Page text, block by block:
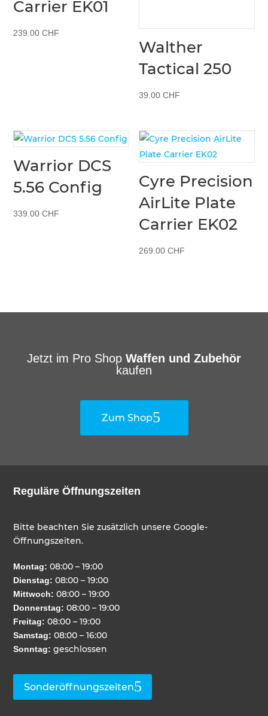
Carrier EK01
239.00CHF
Walther
Tactical 250
39.00CHF
Warrior DCS
5.56 Config
339.00CHF
Cyre Precision
AirLite Plate
Carrier EK02
269.00CHF
Jetzt im Pro Shop Waffen und Zubehör
kaufen
Zum Shop
Reguläre Öffnungszeiten
Bitte beachten Sie zusätzlich unsere Google-
Öffnungszeiten.
Montag: 08:00 – 19:00
Dienstag: 08:00 – 19:00
Mittwoch: 08:00 – 19:00
Donnerstag: 08:00 – 19:00
Freitag: 08:00 – 19:00
Samstag: 08:00 – 16:00
Sonntag: geschlossen
Sonderöffnungszeiten